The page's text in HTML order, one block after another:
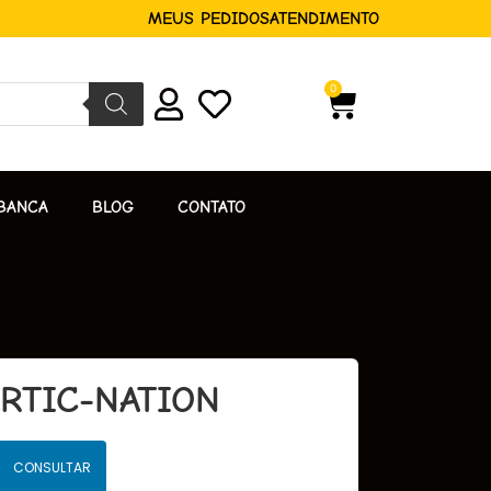
MEUS PEDIDOSATENDIMENTO
0
BLOG CONTATO
NATION
CONSULTAR